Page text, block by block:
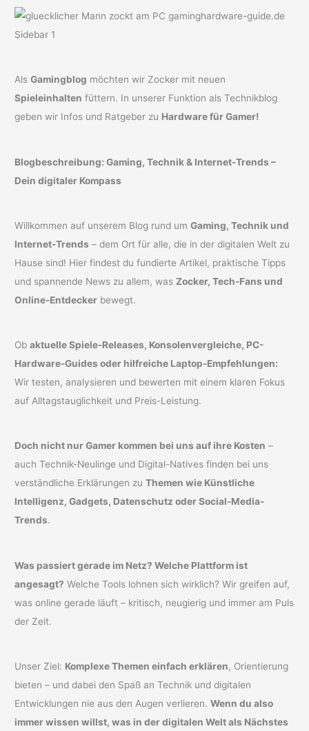
AlsGamingblog möchten wir Zocker mit neuen
Spieleinhalten füttern. In unserer Funktion als Technikblog
geben wir Infos und Ratgeber zu Hardware für Gamer!
Blogbeschreibung: Gaming, Technik & Internet-Trends –
Dein digitaler Kompass
Willkommen auf unserem Blog rund umGaming, Technik und
Internet-Trends – dem Ort für alle, die in der digitalen Welt zu
Hause sind! Hier findest du fundierte Artikel, praktische Tipps
und spannende News zu allem, wasZocker, Tech-Fans und
Online-Entdecker bewegt.
Obaktuelle Spiele-Releases, Konsolenvergleiche, PC-
Hardware-Guides oder hilfreiche Laptop-Empfehlungen:
Wir testen, analysieren und bewerten mit einem klaren Fokus
auf Alltagstauglichkeit und Preis-Leistung.
Doch nicht nur Gamer kommen bei uns auf ihre Kosten –
auch Technik-Neulinge und Digital-Natives finden bei uns
verständliche Erklärungen zuThemen wie Künstliche
Intelligenz, Gadgets, Datenschutz oder Social-Media-
Trends.
Was passiert gerade im Netz? Welche Plattform ist
angesagt? Welche Tools lohnen sich wirklich? Wir greifen auf,
was online gerade läuft – kritisch, neugierig und immer am Puls
der Zeit.
Unser Ziel: Komplexe Themen einfach erklären, Orientierung
bieten – und dabei den Spaß an Technik und digitalen
Entwicklungen nie aus den Augen verlieren.Wenn du also
immer wissen willst, was in der digitalen Welt als Nächstes